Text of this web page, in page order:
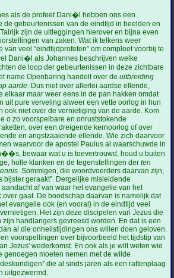
als de profeet Dani�l hebben ons een
de gebeurtenissen van de eindtijd in beelden en
zijn de uitleggingen hierover en bijna even
van zaken. Wat ik telkens weer
van veel “eindtijdprofeten” om compleet voorbij te
Dani�l als Johannes beschrijven welke
de loop der gebeurtenissen in deze zichtbare
name Openbaring handelt over deuitbreiding
aarde. Dus niet over allerlei aardse ellende,
elkaar maar weer eens in de pan hakken omdat
uit pure verveling alweer een vette oorlog in hun
ook niet over de vernietiging van de aarde. Kom
o zo voorspelbare en onruststokende
over een dreigende kernoorlog of over
en angstzaaiende ellende. Wie zich daarvoor
waarvoor de apostel Paulus al waarschuwde in
bewaar wat u is toevertrouwd, houd u buiten
holle klanken en de tegenstellingen derten
. Sommigen, die woordvoerders daarvan zijn,
bijster geraakt”. Dergelijke misleidende
af van waar het evangelie van het
over gaat. De boodschap daarvan is namelijk dat
evangelie ook (en vooral) in de eindtijd veel
Het zijn deze discipelen van Jezus die
zijn handlangers gevreesd worden. En dat is een
al die onheilstijdingen ons willen doen geloven.
voorspellingen over bijvoorbeeld het tijdstip van
Jezus' wederkomst. En ook als je wilt weten wie
genoegen moeten nemen met de wilde
die al sinds jaren als een rattenplaag
uitgezwermd.